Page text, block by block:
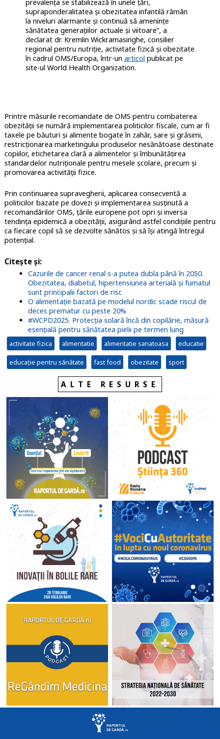
prevalența se stabilizează în unele țări,
supraponderalitatea și obezitatea infantilă rămân
la niveluri alarmante și continuă să amenințe
sănătatea generațiilor actuale și viitoare”, a
declarat dr. Kremlin Wickramasinghe, consilier
regional pentru nutriție, activitate fizică și obezitate
în cadrul OMS/Europa, într-un articol publicat pe
site-ul World Health Organization.
Printre măsurile recomandate de OMS pentru combaterea
obezității se numără implementarea politicilor fiscale, cum ar fi
taxele pe băuturi și alimente bogate în zahăr, sare și grăsimi,
restricționarea marketingului produselor nesănătoase destinate
copiilor, etichetarea clară a alimentelor și îmbunătățirea
standardelor nutriționale pentru mesele școlare, precum și
promovarea activității fizice.
Prin continuarea supravegherii, aplicarea consecventă a
politicilor bazate pe dovezi și implementarea susținută a
recomandărilor OMS, țările europene pot opri și inversa
tendința epidemică a obezității, asigurând astfel condițiile pentru
ca fiecare copil să se dezvolte sănătos și să își atingă întregul
potențial.
Citește și:
Cazurile de cancer renal s-a putea dubla până în 2050.
Obezitatea, diabetul, hipertensiunea arterială și fumatul
sunt principalii factori de risc
O alimentație bazată pe modelul nordic scade riscul de
deces prematur cu peste 20%
#WCPD2025. Protecția solară încă din copilărie, măsură
esențială pentru sănătatea pielii pe termen lung
activitate fizica alimentatie alimentatie sanatoasa educatie
educație pentru sănătate fast food obezitate sport
ALTE RESURSE